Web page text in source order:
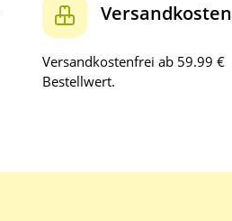
Versandkosten
Versandkostenfrei ab 59.99 €
Bestellwert.